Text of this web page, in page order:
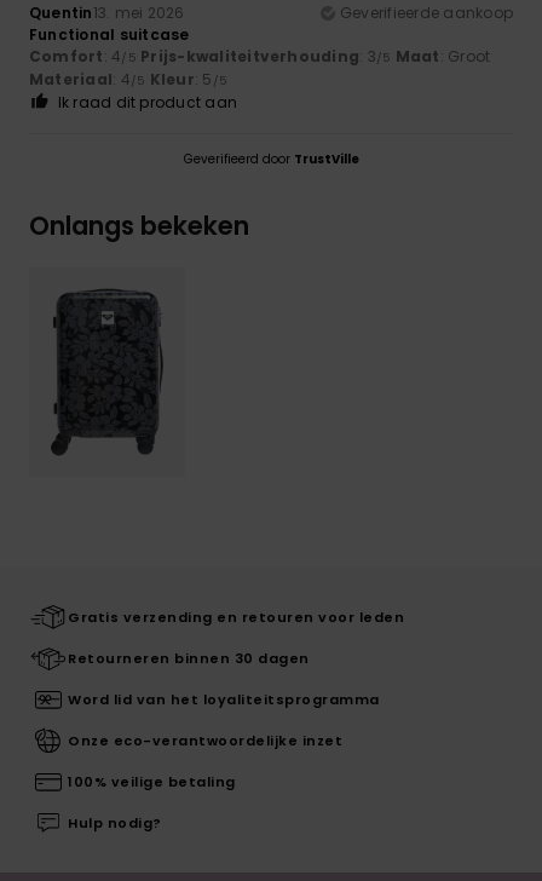
Quentin13. mei 2026
Geverifieerde aankoop
Functional suitcase
Comfort: 4/5 Prijs-kwaliteitverhouding: 3/5 Maat: Groot
Materiaal: 4/5 Kleur: 5 /5
Ik raad dit product aan
Geverifieerd door TrustVille
Onlangs bekeken
Gratis verzending en retouren voor leden
Retourneren binnen 30 dagen
Word lid van het loyaliteitsprogramma
Onze eco-verantwoordelijke inzet
100% veilige betaling
Hulp nodig?